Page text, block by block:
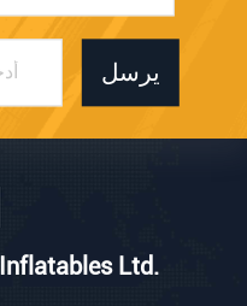
يرسل
Ltd.